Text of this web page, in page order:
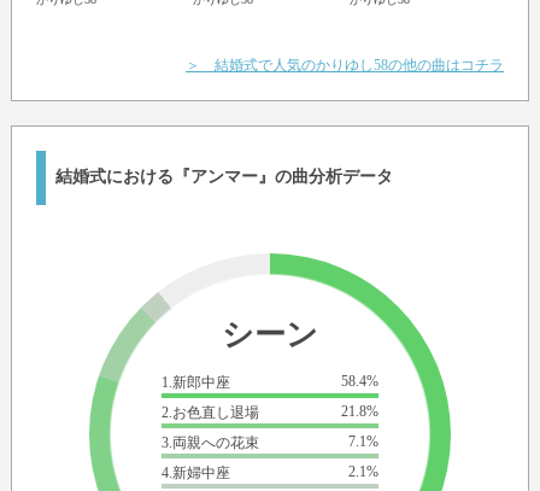
＞ 結婚式で人気のかりゆし58の他の曲はコチラ
結婚式における『アンマー』の曲分析データ
シーン
1.新郎中座
58.4%
2.お色直し退場
21.8%
3.両親への花束
7.1%
4.新婦中座
2.1%